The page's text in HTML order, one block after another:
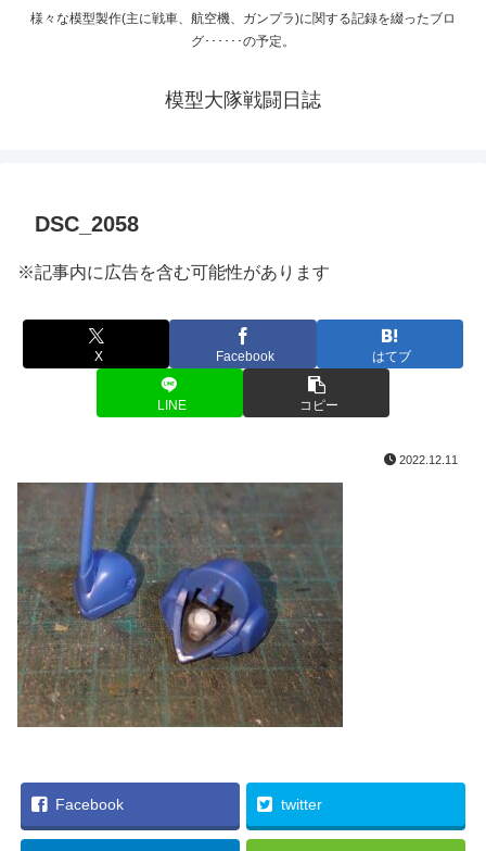
様々な模型製作(主に戦車、航空機、ガンプラ)に関する記録を綴ったブロ
グ･･････の予定。
模型大隊戦闘日誌
DSC_2058
※記事内に広告を含む可能性があります
X Facebook はてブ
LINE コピー
2022.12.11
Facebook twitter